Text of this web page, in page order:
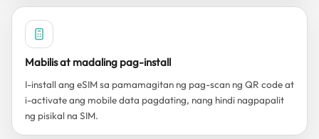
Mabilis at madaling pag-install
I-install ang eSIM sa pamamagitan ng pag-scan ng QR code at
i-activate ang mobile data pagdating, nang hindi nagpapalit
ng pisikal na SIM.